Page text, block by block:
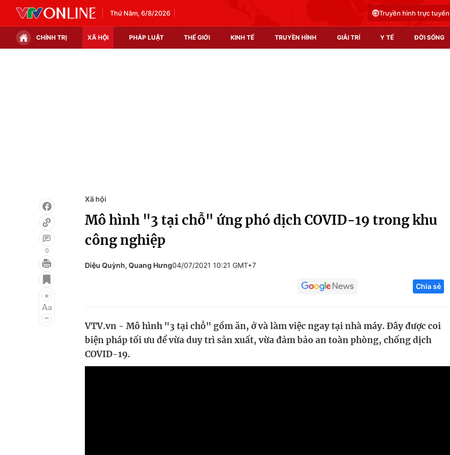
Thứ Năm, 6/8/2026 Truyền hình trực tuyến
CHÍNH TRỊ XÃ HỘI PHÁP LUẬT THẾ GIỚI KINH TẾ TRUYỀN HÌNH GIẢI TRÍ Y TẾ ĐỜI SỐNG
Infographic
Điện ảnh
Âm nhạc
Chất lượng cuộc sống
Tuyển sinh
Hitech Công
Thị trường
0
Xã hội
Mô hình "3 tại chỗ" ứng phó dịch COVID-19 trong khu
công nghiệp
Diệu Quỳnh, Quang Hưng04/07/2021 10:21 GMT+7
Chia sẻ
VTV.vn - Mô hình "3 tại chỗ" gồm ăn, ở và làm việc ngay tại nhà máy. Đây được coi
biện pháp tối ưu để vừa duy trì sản xuất, vừa đảm bảo an toàn phòng, chống dịch
COVID-19.